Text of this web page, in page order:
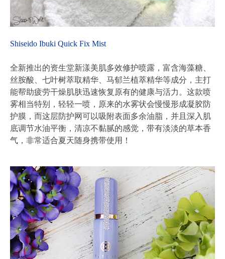
Shiseido Ibuki Quick Fix Mist
全新推出的资生堂新漾美肌多效修护喷露，富含海藻糖、
丝胺酸、七叶树萃取精华、马郁兰植萃精华等成分，主打
能帮助疲劳干燥肌肤迅速恢复原有的健康与活力。这款喷
雾相当特别，轻轻一喷，原来的水雾状会慢慢形成凝胶防
护膜，而这层防护网可以吸附表面多余油脂，并且深入肌
底调节水油平衡，清凉不黏腻的感觉，带有淡淡的草本香
气，非常适合夏天随身携带使用！